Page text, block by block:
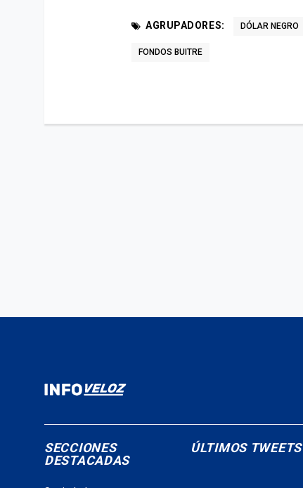
AGRUPADORES: DÓLAR NEGRO
FONDOS BUITRE
SECCIONES
DESTACADAS
ÚLTIMOS TWEETS